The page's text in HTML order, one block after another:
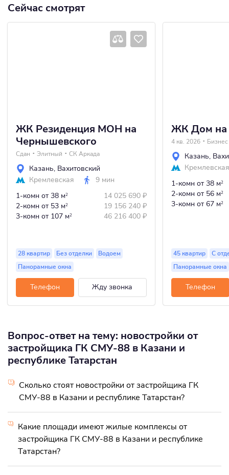
Сейчас смотрят
ЖК Резиденция МОН на
Чернышевского
Сдан Элитный СК Аркада
Казань, Вахитовский
Кремлевская
9 мин
1-комн от 38 м2 14 025 690 ₽
2-комн от 53 м2 19 156 240 ₽
3-комн от 107 м2 46 216 400 ₽
28 квартир Без отделки
Водоем
Панорамные окна
Телефон Жду звонка
ЖК Дом на
4 кв. 2026 Бизнес
Казань,
Кремлевская
1-комн от 38 м2
2-комн от 56 м2
3-комн от 67 м2
45 квартир
С
Панорамные окна
Телефон
Вопрос-ответ на тему: новостройки от
застройщика ГК СМУ-88 в Казани и
республике Татарстан
Сколько стоят новостройки от застройщика ГК
СМУ-88 в Казани и республике Татарстан?
Какие площади имеют жилые комплексы от
застройщика ГК СМУ-88 в Казани и республике
Татарстан?